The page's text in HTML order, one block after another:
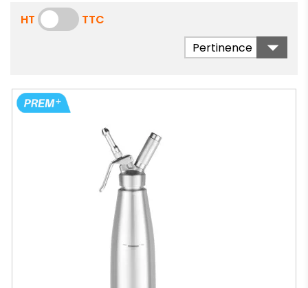
HT
TTC
Pertinence
